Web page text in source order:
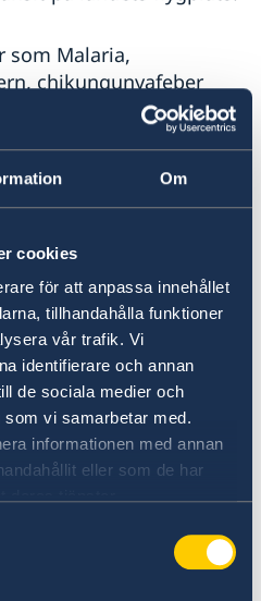
Om
cookies
för att anpassa innehållet
tillhandahålla funktioner
vår trafik. Vi
identifierare och annan
de sociala medier och
vi samarbetar med.
informationen med annan
eller som de har
som Malaria,
chikungunyafeber
i vissa områden av
kusten och i låglänta
och se till att
aktuellt. Myggmedel,
och
och
rekommenderat för
medicin
för eventuella